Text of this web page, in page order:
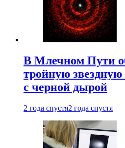
В Млечном Пути
тройную звездную
с черной дырой
2 года спустя2 года спустя